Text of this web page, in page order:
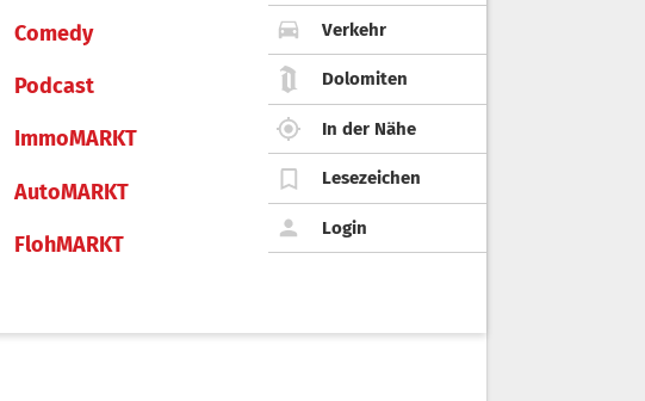
Comedy
Podcast
ImmoMARKT
AutoMARKT
FlohMARKT
Verkehr
Dolomiten
In der Nähe
Lesezeichen
Login